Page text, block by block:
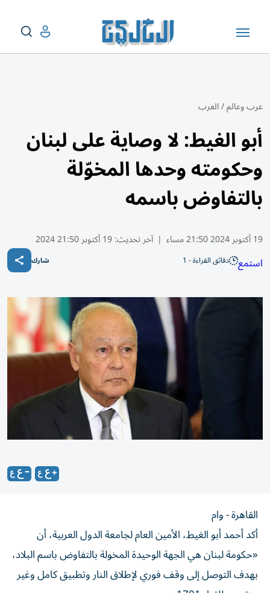
عرب وعالم/العرب
أبو الغيط: لا وصاية على لبنان
وحكومته وحدها المخوّلة
بالتفاوض باسمه
19 أكتوبر 2024 21:50 مساء | آخر تحديث:19 أكتوبر 21:50 2024
استمع دقائق القراءة - 1 شارك
القاهرة - وام
أكد أحمد أبو الغيط، الأمين العام لجامعة الدول العربية، أن
«حكومة لبنان هي الجهة الوحيدة المخولة بالتفاوض باسم البلاد،
بهدف التوصل إلى وقف فوري لإطلاق النار وتطبيق كامل وغير